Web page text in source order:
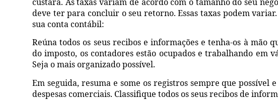
deve ter para concluir o seu retorno. Essas taxas podem
sua conta contábil:
Reúna todos os seus recibos e informações e tenha-os à mão
do imposto, os contadores estão ocupados e trabalhando em
Seja o mais organizado possível.
Em seguida, resuma e some os registros sempre que possível
despesas comerciais. Classifique todos os seus recibos de